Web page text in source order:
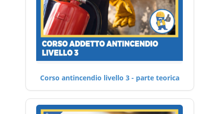
Corso antincendio livello 3 - parte teorica